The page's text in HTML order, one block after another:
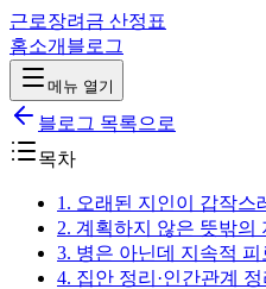
근로장려금 산정표
홈소개 블로그
메뉴 열기
블로그 목록으로
목차
1. 오래된 지인이 갑작스
2. 계획하지 않은 뜻밖의
3. 병은 아닌데 지속적 피
4. 집안 정리·인간관계